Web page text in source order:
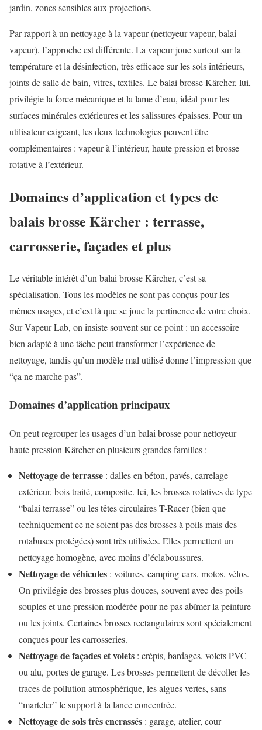
jardin, zones sensibles aux projections.
Par rapport à un nettoyage à la vapeur (nettoyeur vapeur, balai
vapeur), l’approche est différente. La vapeur joue surtout sur la
température et la désinfection, très efficace sur les sols intérieurs,
joints de salle de bain, vitres, textiles. Le balai brosse Kärcher, lui,
privilégie la force mécanique et la lame d’eau, idéal pour les
surfaces minérales extérieures et les salissures épaisses. Pour un
utilisateur exigeant, les deux technologies peuvent être
complémentaires : vapeur à l’intérieur, haute pression et brosse
rotative à l’extérieur.
Domaines d’application et types de
balais brosse Kärcher : terrasse,
carrosserie, façades et plus
Le véritable intérêt d’un balai brosse Kärcher, c’est sa
spécialisation. Tous les modèles ne sont pas conçus pour les
mêmes usages, et c’est là que se joue la pertinence de votre choix.
Sur Vapeur Lab, on insiste souvent sur ce point : un accessoire
bien adapté à une tâche peut transformer l’expérience de
nettoyage, tandis qu’un modèle mal utilisé donne l’impression que
“ça ne marche pas”.
Domaines d’application principaux
On peut regrouper les usages d’un balai brosse pour nettoyeur
haute pression Kärcher en plusieurs grandes familles :
Nettoyage de terrasse : dalles en béton, pavés, carrelage
extérieur, bois traité, composite. Ici, les brosses rotatives de type
“balai terrasse” ou les têtes circulaires T-Racer (bien que
techniquement ce ne soient pas des brosses à poils mais des
rotabuses protégées) sont très utilisées. Elles permettent un
nettoyage homogène, avec moins d’éclaboussures.
Nettoyage de véhicules : voitures, camping-cars, motos, vélos.
On privilégie des brosses plus douces, souvent avec des poils
souples et une pression modérée pour ne pas abîmer la peinture
ou les joints. Certaines brosses rectangulaires sont spécialement
conçues pour les carrosseries.
Nettoyage de façades et volets : crépis, bardages, volets PVC
ou alu, portes de garage. Les brosses permettent de décoller les
traces de pollution atmosphérique, les algues vertes, sans
“marteler” le support à la lance concentrée.
Nettoyage de sols très encrassés : garage, atelier, cour